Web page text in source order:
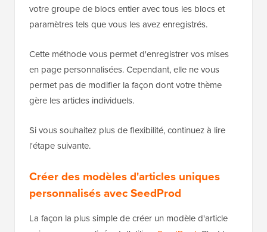
votre groupe de blocs entier avec tous les blocs et
paramètres tels que vous les avez enregistrés.
Cette méthode vous permet d'enregistrer vos mises
en page personnalisées. Cependant, elle ne vous
permet pas de modifier la façon dont votre thème
gère les articles individuels.
Si vous souhaitez plus de flexibilité, continuez à lire
l'étape suivante.
Créer des modèles d'articles uniques
personnalisés avec SeedProd
La façon la plus simple de créer un modèle d'article